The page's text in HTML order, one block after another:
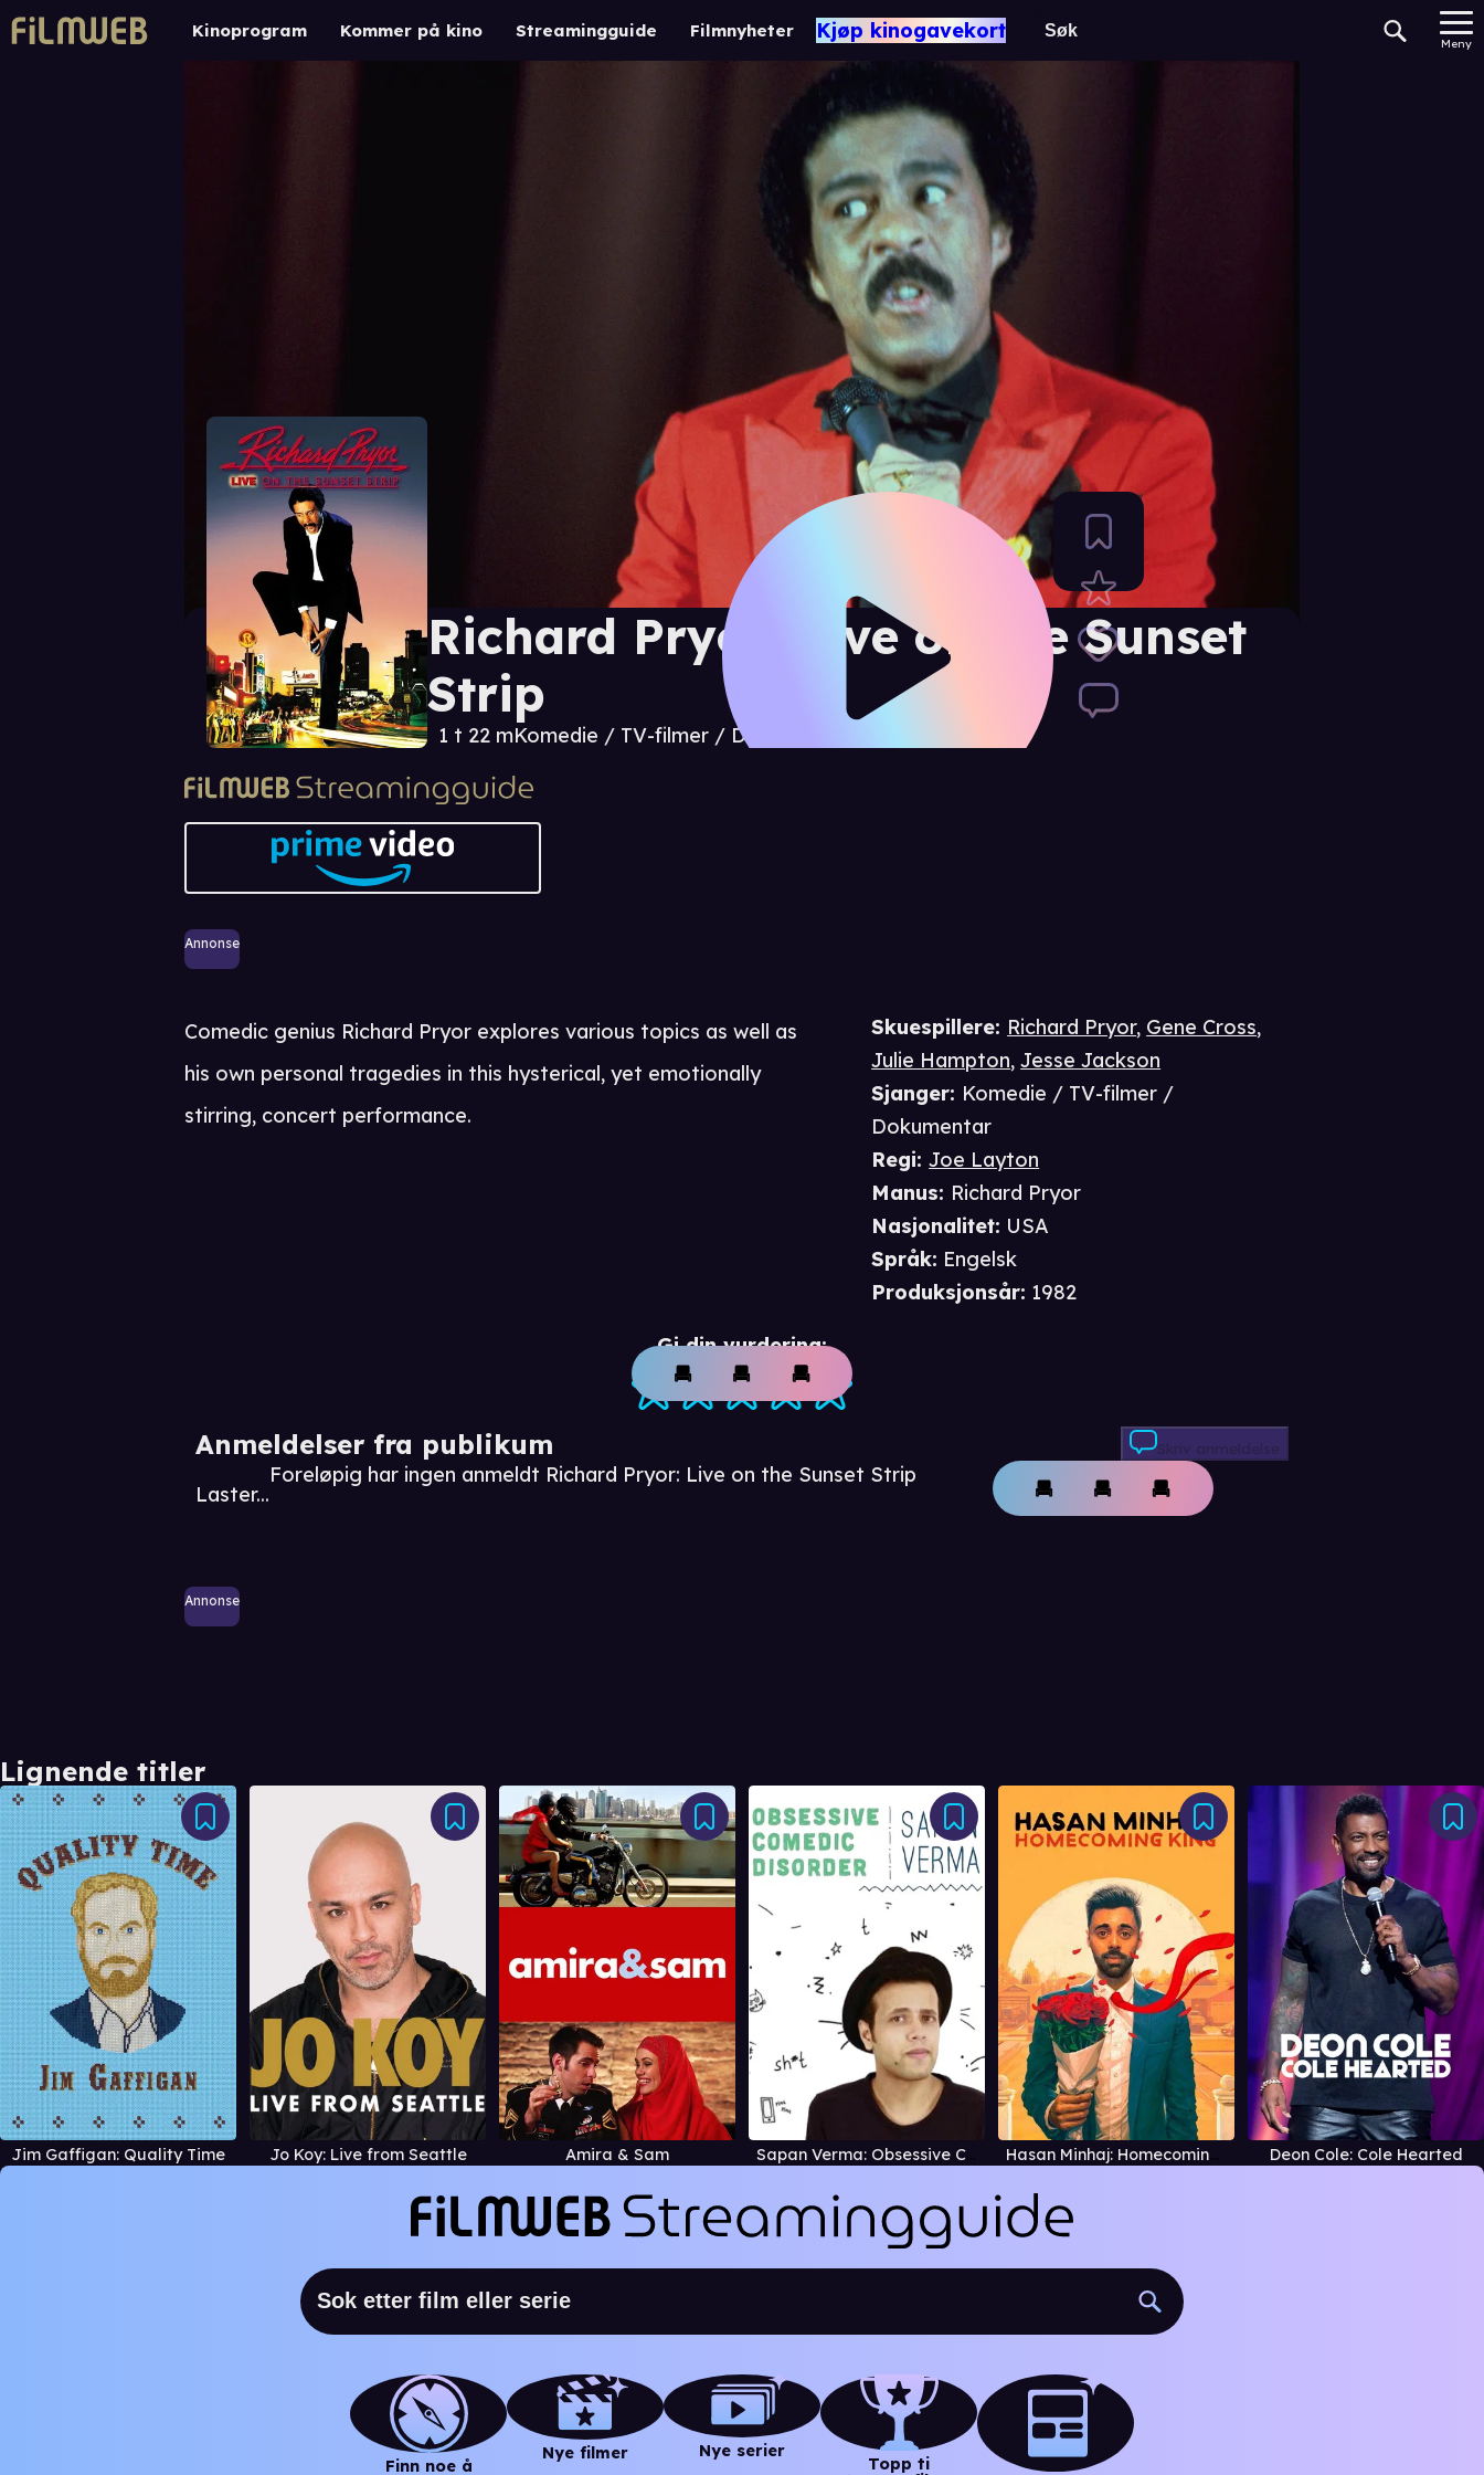
Kinoprogram Kommer på kino Streamingguide Filmnyheter Kjøp kinogavekort
Meny
Richard Pryor: Live on the Sunset
Strip
1 t 22 mKomedie / TV-filmer / Dokumentar
Annonse
Gi din vurdering:
Anmeldelser fra publikum
Laster...
Foreløpig har ingen anmeldt Richard Pryor: Live on the Sunset Strip
Skriv anmeldelse
Annonse
Skuespillere: Richard Pryor, Gene Cross,
Julie Hampton,Jesse Jackson
Sjanger: Komedie / TV-filmer /
Dokumentar
Regi:Joe Layton
Manus: Richard Pryor
Nasjonalitet: USA
Språk: Engelsk
Produksjonsår: 1982
Comedic genius Richard Pryor explores various topics as well as
his own personal tragedies in this hysterical, yet emotionally
stirring, concert performance.
Lignende titler
Jim Gaffigan: Quality Time Jo Koy: Live from Seattle Amira & Sam Sapan Verma: Obsessive Comedic Disorder Hasan Minhaj: Homecoming King Deon Cole: Cole Hearted
Finn noe å
Nye filmer Nye serier
Topp ti